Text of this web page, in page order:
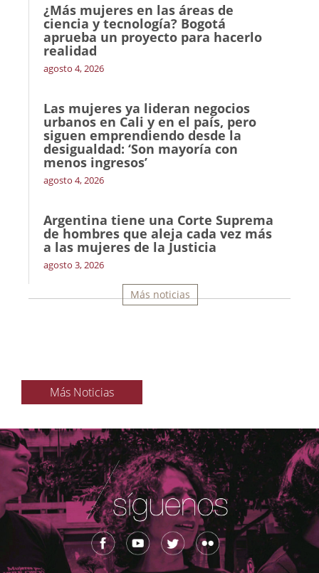
¿Más mujeres en las áreas de
ciencia y tecnología? Bogotá
aprueba un proyecto para hacerlo
realidad
agosto 4, 2026
Las mujeres ya lideran negocios
urbanos en Cali y en el país, pero
siguen emprendiendo desde la
desigualdad: ‘Son mayoría con
menos ingresos’
agosto 4, 2026
Argentina tiene una Corte Suprema
de hombres que aleja cada vez más
a las mujeres de la Justicia
agosto 3, 2026
Más noticias
Más Noticias